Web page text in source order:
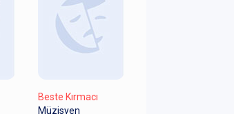
Beste Kırmacı
Müzisyen